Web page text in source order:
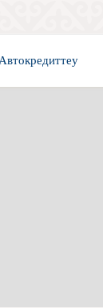
Автокредиттеу